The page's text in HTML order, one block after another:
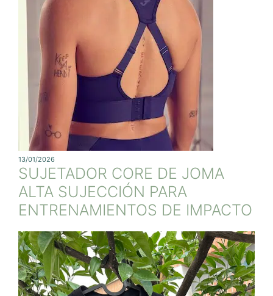
13/01/2026
SUJETADOR CORE DE JOMA
ALTA SUJECCIÓN PARA
ENTRENAMIENTOS DE IMPACTO